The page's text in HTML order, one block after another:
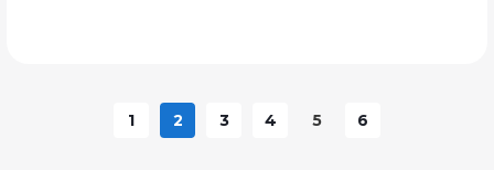
1 2 3 4 5 6